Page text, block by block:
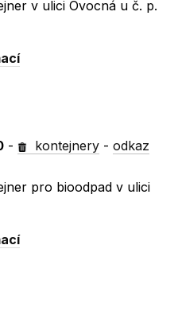
v ulici Ovocná u č. p.
- kontejnery -odkaz
pro bioodpad v ulici